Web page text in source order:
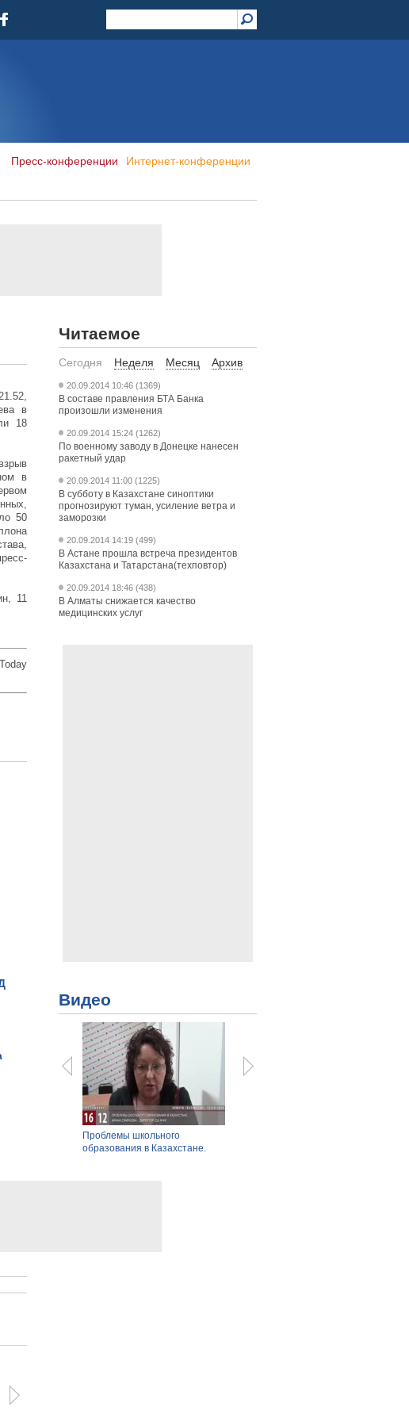
Пресс-конференции Интернет-конференции
в
18
в
50
11
Читаемое
Сегодня Неделя Месяц Архив
20.09.2014 10:46 (1369)
В составе правления БТА Банка
произошли изменения
20.09.2014 15:24 (1262)
По военному заводу в Донецке нанесен
ракетный удар
20.09.2014 11:00 (1225)
В субботу в Казахстане синоптики
прогнозируют туман, усиление ветра и
заморозки
20.09.2014 14:19 (499)
В Астане прошла встреча президентов
Казахстана и Татарстана(техповтор)
20.09.2014 18:46 (438)
В Алматы снижается качество
медицинских услуг
Видео
Проблемы школьного
образования в Казахстане.